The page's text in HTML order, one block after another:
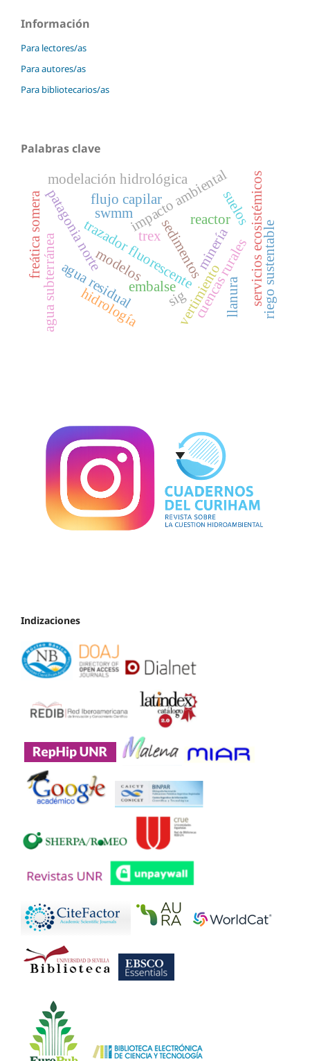
Información
Para lectores/as
Para autores/as
Para bibliotecarios/as
Palabras clave
trazador fluorescente
sedimentosreactor
agua residual
impacto ambiental
vertimiento
suelosservicios ecosistémicos
cuencas rurales
agua subterránea
flujo capilar
riego sustentable
patagonia norte
modelación hidrológica
swmm
trex
llanura
freática somera modelos
sig
minería
hidrologíaembalse
Indizaciones